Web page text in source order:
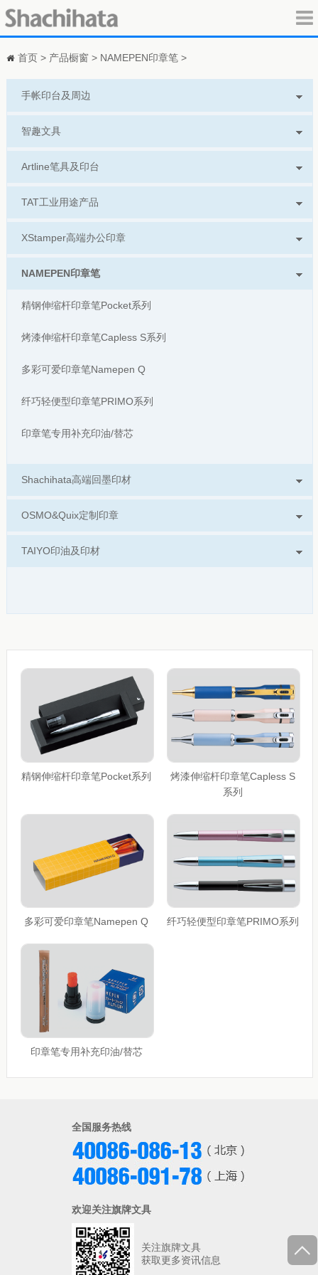
首页> 产品橱窗 > NAMEPEN印章笔>
手帐印台及周边
智趣文具
Artline笔具及印台
TAT工业用途产品
XStamper高端办公印章
NAMEPEN印章笔
精钢伸缩杆印章笔Pocket系列
烤漆伸缩杆印章笔Capless S系列
多彩可爱印章笔Namepen Q
纤巧轻便型印章笔PRIMO系列
印章笔专用补充印油/替芯
Shachihata高端回墨印材
OSMO&Quix定制印章
TAIYO印油及印材
精钢伸缩杆印章笔Pocket系列
烤漆伸缩杆印章笔Capless S
系列
多彩可爱印章笔Namepen Q 纤巧轻便型印章笔PRIMO系列
印章笔专用补充印油/替芯
全国服务热线
欢迎关注旗牌文具
关注旗牌文具
获取更多资讯信息